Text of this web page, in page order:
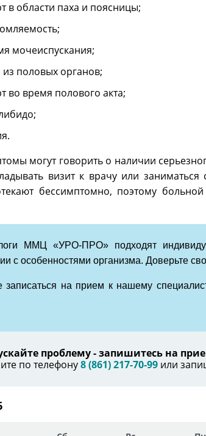
в области паха и поясницы;
мочеиспускания;
половых органов;
во время полового акта;
могут говорить о наличии
визит к врачу или
бессимптомно, поэтому
ММЦ «УРО-ПРО» подходят
с особенностями организма. Доверьте
записаться на прием к нашему
проблему - запишитесь на
по телефону8 (861) 217-70-99 или